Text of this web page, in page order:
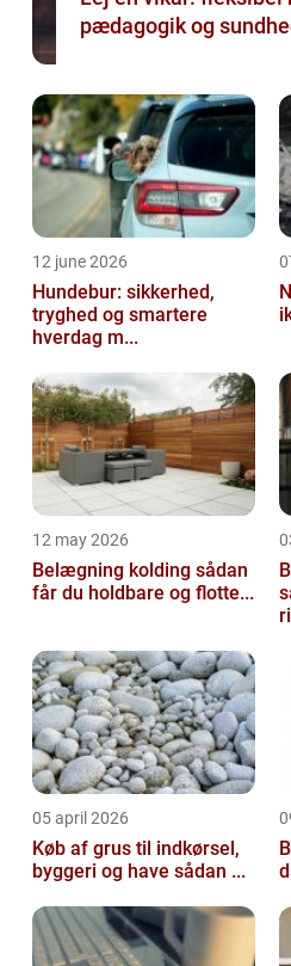
pædagogik og
12 june 2026
Hundebur: sikkerhed,
tryghed og smartere
hverdag m...
Ndt
12 may 2026
Belægning kolding sådan
får du holdbare og flotte...
05 april 2026
Køb af grus til indkørsel,
byggeri og have sådan ...